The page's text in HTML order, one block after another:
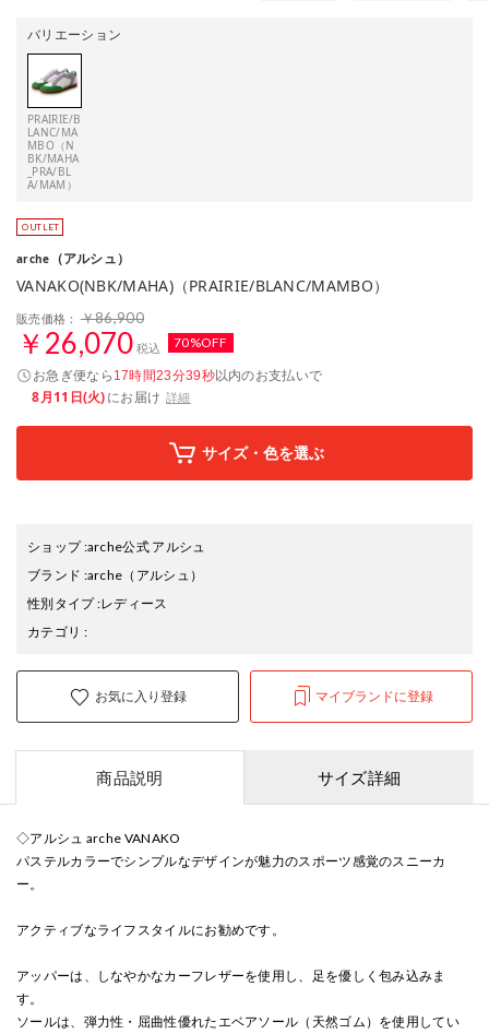
バリエーション
PRAIRIE/B
LANC/MA
MBO（N
BK/MAHA
_PRA/BL
A/MAM）
arche （アルシュ）
VANAKO(NBK/MAHA)（PRAIRIE/BLANC/MAMBO）
販売価格： ￥86,900
￥26,070 税込 70%OFF
お急ぎ便なら 17時間23分38秒以内のお支払いで
8月11日(火)にお届け 詳細
サイズ・色を選ぶ
ショップ:arche公式 アルシュ
ブランド :arche （アルシュ）
性別タイプ:レディース
カテゴリ :
お気に入り登録 マイブランドに登録
商品説明 サイズ詳細
◇アルシュ arche VANAKO
パステルカラーでシンプルなデザインが魅力のスポーツ感覚のスニーカ
ー。
アクティブなライフスタイルにお勧めです。
アッパーは、しなやかなカーフレザーを使用し、足を優しく包み込みま
す。
ソールは、弾力性・屈曲性優れたエベアソール（天然ゴム）を使用してい